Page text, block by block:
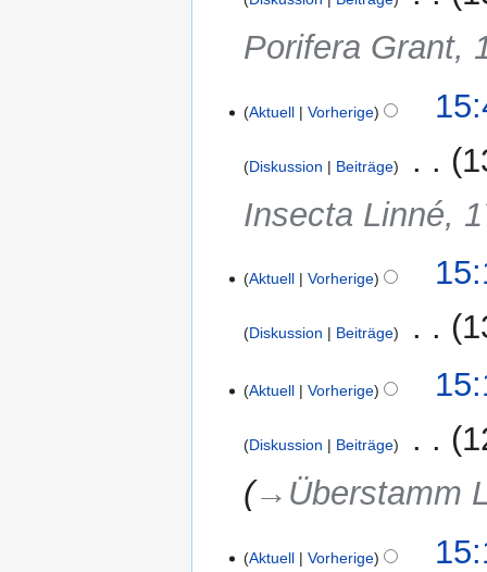
u
n
g
z
a
m
m
n
s
u
g
Porifera Grant,
Dezember
Aktuell Vorherige
Diskussion Beiträge
Insecta Linné,
November
Aktuell Vorherige
Diskussion Beiträge
e
n
B
e
r
Aktuell Vorherige
Diskussion Beiträge
→‎Überstamm
Aktuell Vorherige